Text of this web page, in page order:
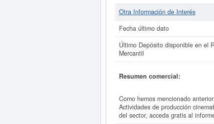
Otra Información de Interés
Fecha último dato
Último Depósito disponible en el
Mercantil
Resumen comercial:
Como hemos mencionado
Actividades de producción
del sector, acceda gratis al